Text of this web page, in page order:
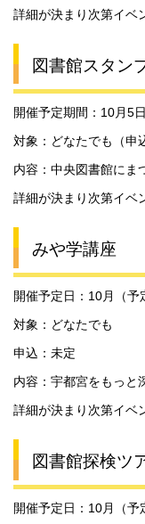
詳細が決まり次第イベ
図書館スタン
開催予定期間：10月5
対象：どなたでも（申
内容：中央図書館にま
詳細が決まり次第イベ
みや学講座
開催予定日：10月（予
対象：どなたでも
申込：未定
内容：宇都宮をもっと
詳細が決まり次第イベ
図書館探検ツ
開催予定日：10月（予